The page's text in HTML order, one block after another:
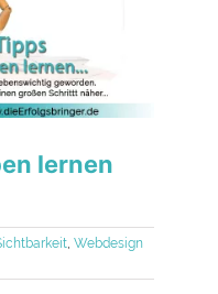
lernen
,Webdesign